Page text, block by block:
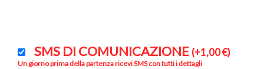
SMS DI COMUNICAZIONE (+1,00€)
Un giorno prima della partenza ricevi SMS con tutti i dettagli